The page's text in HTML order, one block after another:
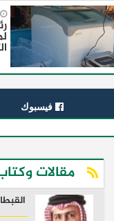
فيسبوك
مقالات